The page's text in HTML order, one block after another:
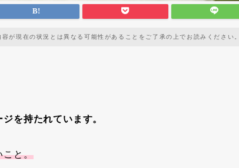
が現在の状況とは異なる可能性があることをご了承の上でお読みください。
を持たれています。
こと。